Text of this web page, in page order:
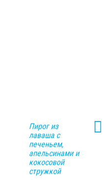
Пирог из
лаваша с
печеньем,
апельсинами и
кокосовой
стружкой